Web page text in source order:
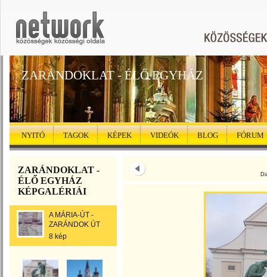
ZARÁNDOKLAT - ÉLŐ EGYHÁZ
NYITÓ TAGOK KÉPEK VIDEÓK BLOG FÓRUM
ZARÁNDOKLAT -
ÉLŐ EGYHÁZ
KÉPGALÉRIÁI
A MÁRIA-ÚT -
ZARÁNDOK ÚT
8 kép